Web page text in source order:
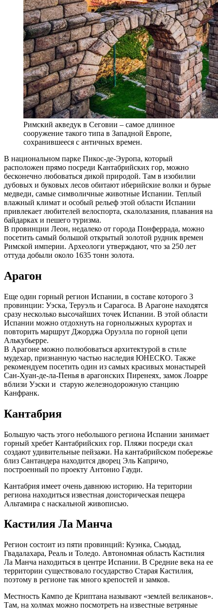
Римский акведук в Сеговии – самое длинное
сооружение такого типа в Западной Европе,
сохранившееся с античных времен.
В национальном парке Пикос-де-Эуропа, который
расположен прямо посреди Кантабрийских гор, можно
бесконечно любоваться дикой природой. Там в изобилии
дубовых и буковых лесов обитают иберийские волки и бурые
медведи, самые символичные животные Испании. Теплый
влажный климат и особый рельеф этой области Испании
привлекает любителей велоспорта, скалолазания, плавания на
байдарках и пешего туризма.
В провинции Леон, недалеко от города Понферрада, можно
посетить самый большой открытый золотой рудник времен
Римской империи. Археологи утверждают, что за 250 лет
оттуда добыли около 1635 тонн золота.
Арагон
Еще один горный регион Испании, в составе которого 3
провинции: Уэска, Теруэль и Сарагоса. В Арагоне находятся
сразу несколько высочайших точек Испании. В этой области
Испании можно отдохнуть на горнолыжных курортах и
повторить маршрут Джорджа Оруэлла по горной цепи
Алькубьерре.
В Арагоне можно полюбоваться архитектурой в стиле
мудехар, признанную частью наследия ЮНЕСКО. Также
рекомендуем посетить один из самых красивых монастырей
Сан-Хуан-де-ла-Пенья в арагонских Пиренеях, замок Лоарре
вблизи Уэски и старую железнодорожную станцию
Канфранк.
Кантабрия
Большую часть этого небольшого региона Испании занимает
горный хребет Кантабрийских гор. Пляжи посреди скал
создают удивительные пейзажи. На кантабрийском побережье
близ Сантандера находится дворец Эль Капричо,
построенный по проекту Антонио Гауди.
Кантабрия имеет очень давнюю историю. На територии
региона находиться известная доисторическая пещера
Альтамира с наскальной живописью.
Кастилия Ла Манча
Регион состоит из пяти провинций: Куэнка, Сьюдад,
Гвадалахара, Реаль и Толедо. Автономная область Кастилия
Ла Манча находиться в центре Испании. В Средние века на ее
территории существовало государство Старая Кастилия,
поэтому в регионе так много крепостей и замков.
Местность Кампо де Криптана называют «землей великанов».
Там, на холмах можно посмотреть на известные ветряные